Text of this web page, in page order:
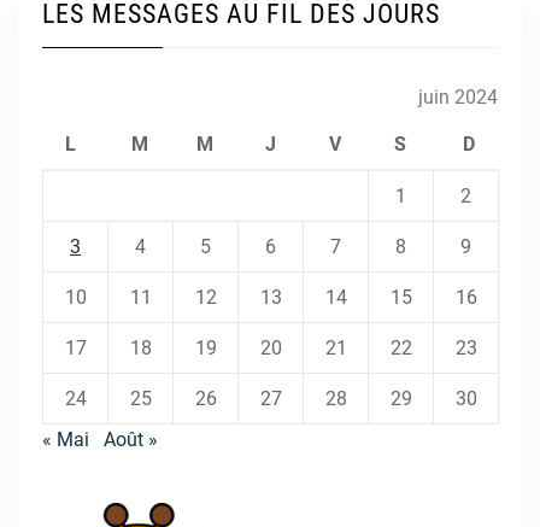
LES MESSAGES AU FIL DES JOURS
juin 2024
L M M J V S D
1 2
3 4 5 6 7 8 9
10 11 12 13 14 15 16
17 18 19 20 21 22 23
24 25 26 27 28 29
30
« Mai
Août »